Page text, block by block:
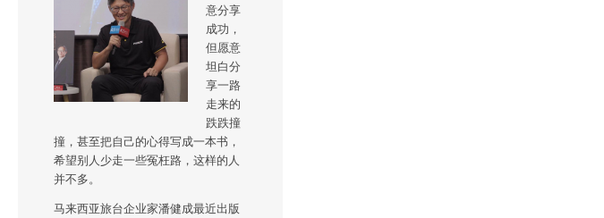
意分享
成功，
但愿意
坦白分
享一路
走来的
跌跌撞
撞，甚至把自己的心得写成一本书，
希望别人少走一些冤枉路，这样的人
并不多。
马来西亚旅台企业家潘健成最近出版